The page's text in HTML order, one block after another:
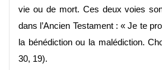
vie ou de mort. Ces deux voies
dans l’Ancien Testament : « Je te
la bénédiction ou la malédiction.
30, 19).